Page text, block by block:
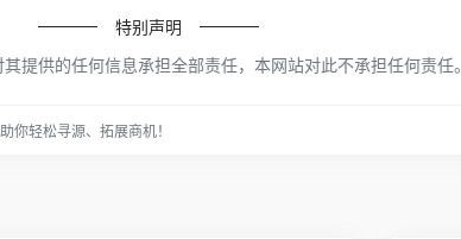
特别声明
提供的任何信息承担全部责任，本网站对此不承担任何责任。
你轻松寻源、拓展商机！